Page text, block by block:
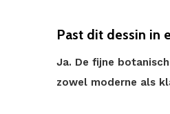
Past dit dessin in
Ja. De fijne
zowel moderne als